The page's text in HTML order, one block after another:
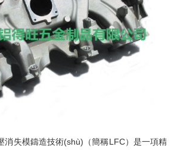
消失模鑄造技術(shù)（簡稱LFC）是一項精